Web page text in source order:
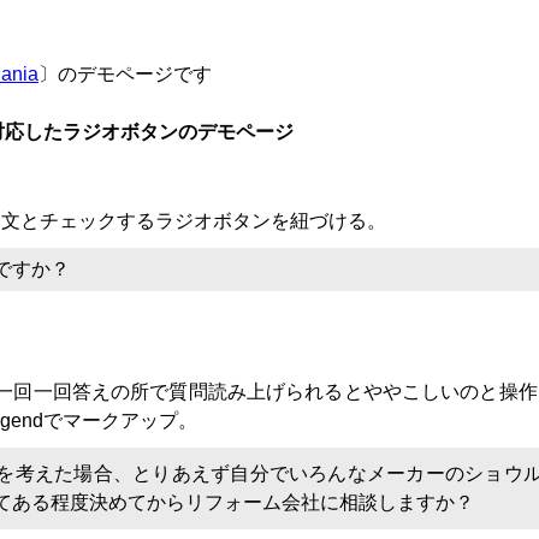
〕のデモページです
したラジオボタンのデモページ
とチェックするラジオボタンを紐づける。
すか？
回一回答えの所で質問読み上げられるとややこしいのと操
でマークアップ。
考えた場合、とりあえず自分でいろんなメーカーのショウ
ある程度決めてからリフォーム会社に相談しますか？